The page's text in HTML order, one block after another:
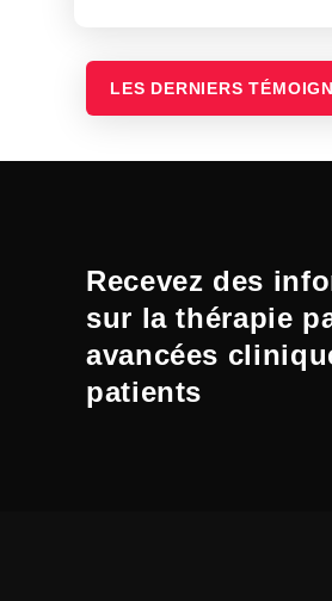
LES DERNIERS
Recevez des
sur la thérapie
avancées
patients